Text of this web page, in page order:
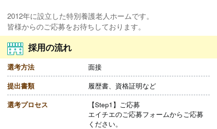
2012年に設立した特別養護老人ホームです。
皆様からのご応募をお待ちしております。
採用の流れ
選考方法 面接
提出書類 履歴書、資格証明など
選考プロセス
【Step1】ご応募
エイチエのご応募フォームからご応募
ください。